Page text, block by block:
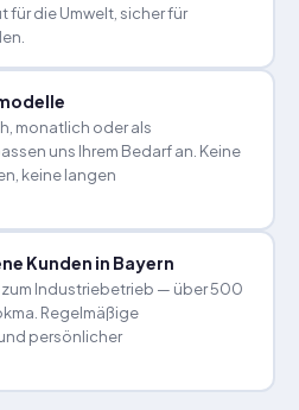
für die Umwelt, sicher für
monatlich oder als
uns Ihrem Bedarf an. Keine
keine langen
Kunden in Bayern
zum Industriebetrieb — über 500
Regelmäßige
persönlicher